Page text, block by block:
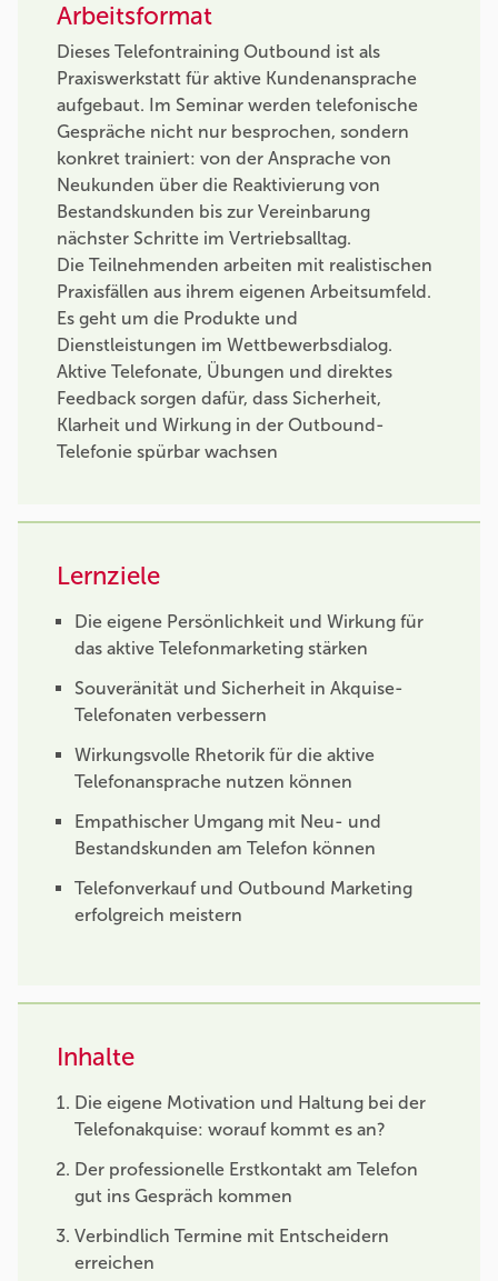
Arbeitsformat
Dieses Telefontraining Outbound ist als
Praxiswerkstatt für aktive Kundenansprache
aufgebaut. Im Seminar werden telefonische
Gespräche nicht nur besprochen, sondern
konkret trainiert: von der Ansprache von
Neukunden über die Reaktivierung von
Bestandskunden bis zur Vereinbarung
nächster Schritte im Vertriebsalltag.
Die Teilnehmenden arbeiten mit realistischen
Praxisfällen aus ihrem eigenen Arbeitsumfeld.
Es geht um die Produkte und
Dienstleistungen im Wettbewerbsdialog.
Aktive Telefonate, Übungen und direktes
Feedback sorgen dafür, dass Sicherheit,
Klarheit und Wirkung in der Outbound-
Telefonie spürbar wachsen
Lernziele
Die eigene Persönlichkeit und Wirkung für
das aktive Telefonmarketing stärken
Souveränität und Sicherheit in Akquise-
Telefonaten verbessern
Wirkungsvolle Rhetorik für die aktive
Telefonansprache nutzen können
Empathischer Umgang mit Neu- und
Bestandskunden am Telefon können
Telefonverkauf und Outbound Marketing
erfolgreich meistern
Inhalte
Die eigene Motivation und Haltung bei der
Telefonakquise: worauf kommt es an?
Der professionelle Erstkontakt am Telefon
gut ins Gespräch kommen
Verbindlich Termine mit Entscheidern
erreichen